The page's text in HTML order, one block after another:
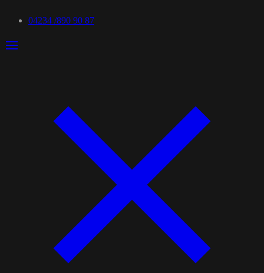
04234 /890 90 87